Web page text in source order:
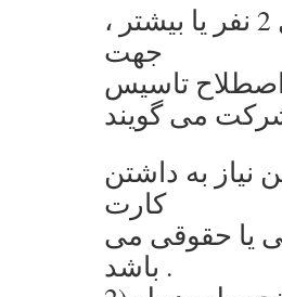
به اشتراک گذاشتن سرمایه بین حداقل 2 نفر یا بیشتر ،
جهت
تاسیس
نیاز به داشتن
کارت
یا حقوقی می
باشد .